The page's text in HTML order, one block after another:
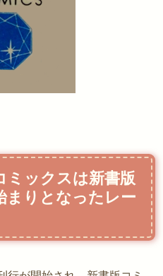
ミックスは新書版
まりとなったレー